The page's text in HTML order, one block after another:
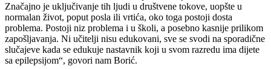
Značajno je uključivanje tih ljudi u društvene tokove, uopšte u
normalan život, poput posla ili vrtića, oko toga postoji dosta
problema. Postoji niz problema i u školi, a posebno kasnije prilikom
zapošljavanja. Ni učitelji nisu edukovani, sve se svodi na sporadične
slučajeve kada se edukuje nastavnik koji u svom razredu ima dijete
sa epilepsijom“, govori nam Borić.